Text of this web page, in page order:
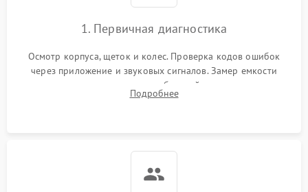
1. Первичная диагностика
Осмотр корпуса, щеток и колес. Проверка кодов ошибок
через приложение и звуковых сигналов. Замер емкости
аккумулятора и тестирование базовой станции зарядки.
Оценка работы лидара, бампера и датчиков падения для
Подробнее